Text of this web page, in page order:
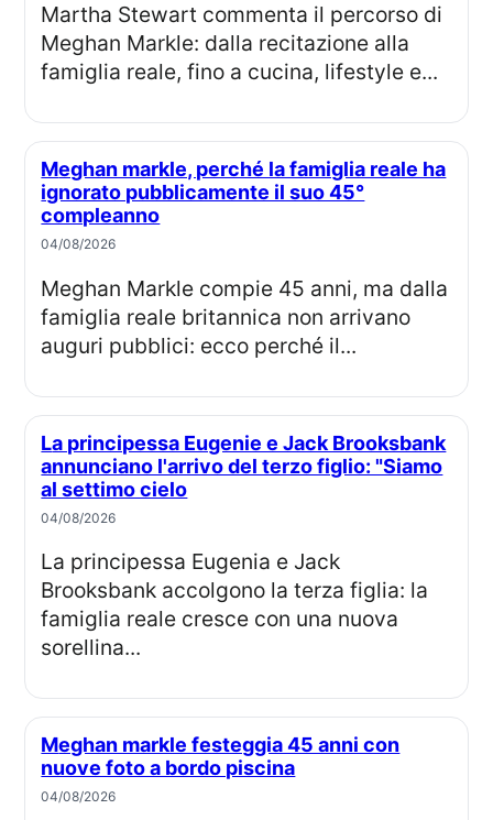
Martha Stewart commenta il percorso di
Meghan Markle: dalla recitazione alla
famiglia reale, fino a cucina, lifestyle e...
Meghan markle, perché la famiglia reale ha
ignorato pubblicamente il suo 45°
compleanno
04/08/2026
Meghan Markle compie 45 anni, ma dalla
famiglia reale britannica non arrivano
auguri pubblici: ecco perché il...
La principessa Eugenie e Jack Brooksbank
annunciano l'arrivo del terzo figlio: "Siamo
al settimo cielo
04/08/2026
La principessa Eugenia e Jack
Brooksbank accolgono la terza figlia: la
famiglia reale cresce con una nuova
sorellina...
Meghan markle festeggia 45 anni con
nuove foto a bordo piscina
04/08/2026